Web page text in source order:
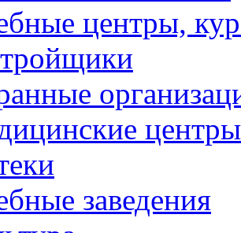
центры,
центры
заведения